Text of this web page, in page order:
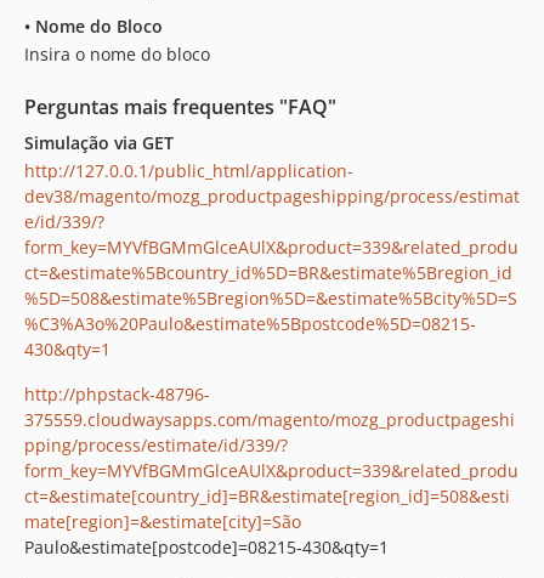
• Nome do Bloco
Insira o nome do bloco
Perguntas mais frequentes "FAQ"
Simulação via GET
http://127.0.0.1/public_html/application-
dev38/magento/mozg_productpageshipping/process/estimat
e/id/339/?
form_key=MYVfBGMmGlceAUlX&product=339&related_produ
ct=&estimate%5Bcountry_id%5D=BR&estimate%5Bregion_id
%5D=508&estimate%5Bregion%5D=&estimate%5Bcity%5D=S
%C3%A3o%20Paulo&estimate%5Bpostcode%5D=08215-
430&qty=1
http://phpstack-48796-
375559.cloudwaysapps.com/magento/mozg_productpageshi
pping/process/estimate/id/339/?
form_key=MYVfBGMmGlceAUlX&product=339&related_produ
ct=&estimate[country_id]=BR&estimate[region_id]=508&esti
mate[region]=&estimate[city]=São
Paulo&estimate[postcode]=08215-430&qty=1